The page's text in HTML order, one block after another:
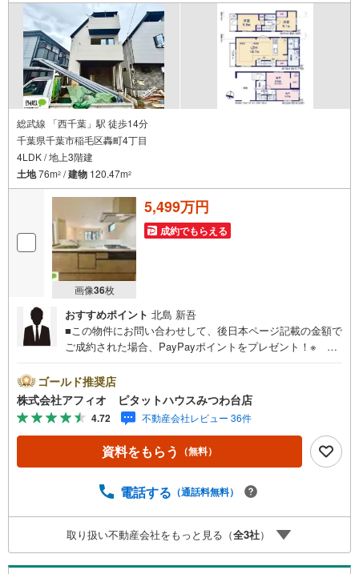
総武線 「西千葉」駅 徒歩14分
千葉県千葉市稲毛区轟町4丁目
4LDK / 地上3階建
土地76m2 /建物 120.47m2
画像36枚
5,499万円
成約でもらえる
おすすめポイント 北島 新吾
■この物件にお問い合わせして、後日本ページ記載の金額で
ご成約された場合、PayPayポイントをプレゼント！※ 条
中‥365日ご案内いつでも大歓迎!!西千葉駅から徒歩14分、
作草部駅から徒歩3分/床暖房/陽当たりのいい2階リビング■
轟町小中学校まで徒歩13分とお子様の通学も安心■LDK19.7
帖■家族との会話も弾むリビングイン階段■リビング全体を
見渡せるカウンターキッチン■奥様の家事が捗る食洗機■家
事のしやすい水回り■カースペースあり■周辺環境充実 教育
顔のために。・* 千葉県の不動産のことなら株式会社アフ
探しの、心強いパートナーになれるよう全力でサポート致
します！ご見学やご相談には迅速にご対応致します！お気
軽にお問合せ下さいませ！
ゴールド推奨店
株式会社アフィオ ピタットハウスみつわ台店
4.72 不動産会社レビュー 36件
資料をもらう （無料）
電話する （通話料無料）
取り扱い不動産会社をもっと見る（全3社）